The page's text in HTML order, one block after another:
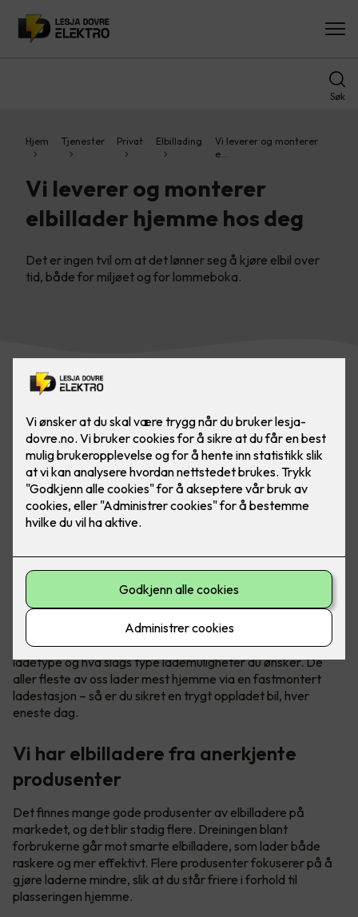
Søk
Hjem Tjenester Privat Elbillading
Vi leverer og monterer
e…
Vi leverer og monterer
elbillader hjemme hos deg
Det er ingen tvil om at det lønner seg å kjøre elbil over
tid, både for miljøet og for lommeboka.
Bilde: Easee
Når du kjøper elbil har du et par ting å tenke på, blant annet
ladetype og hva slags type lademuligheter du ønsker. De
aller fleste av oss lader mest hjemme via en fastmontert
ladestasjon – så er du sikret en trygt oppladet bil, hver
eneste dag.
Vi har elbilladere fra anerkjente
produsenter
Det finnes mange gode produsenter av elbilladere på
markedet, og det blir stadig flere. Dreiningen blant
forbrukerne går mot smarte elbilladere, som lader både
raskere og mer effektivt. Flere produsenter fokuserer på å
gjøre laderne mindre, slik at du står friere i forhold til
plasseringen hjemme.